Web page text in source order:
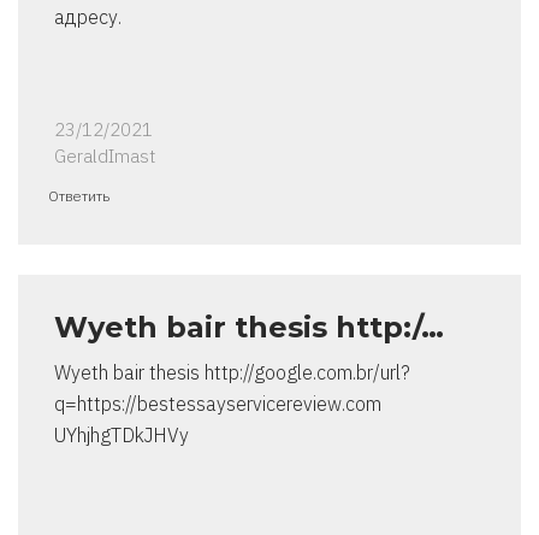
адресу.
23/12/2021
GeraldImast
Ответить
Wyeth bair thesis http:/…
Wyeth bair thesis http://google.com.br/url?
q=https://bestessayservicereview.com
UYhjhgTDkJHVy